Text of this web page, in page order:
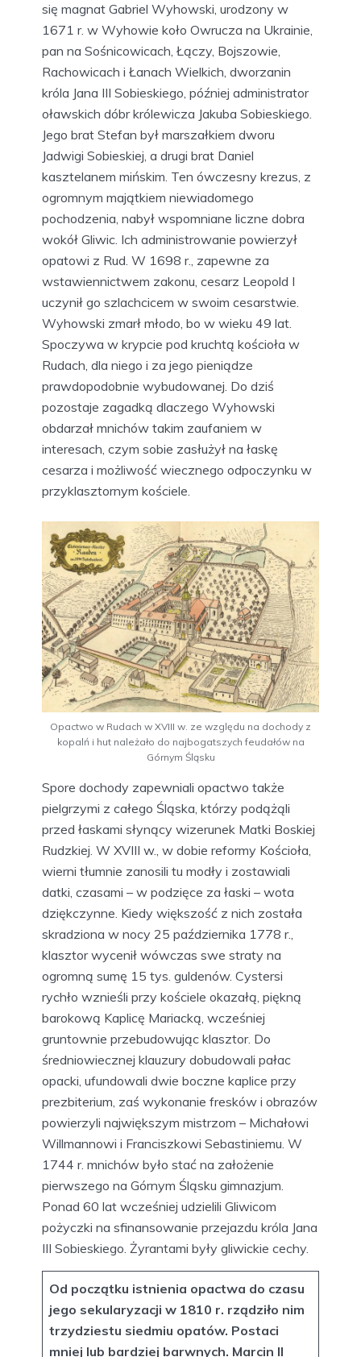
się magnat Gabriel Wyhowski, urodzony w
1671 r. w Wyhowie koło Owrucza na Ukrainie,
pan na Sośnicowicach, Łączy, Bojszowie,
Rachowicach i Łanach Wielkich, dworzanin
króla Jana III Sobieskiego, później administrator
oławskich dóbr królewicza Jakuba Sobieskiego.
Jego brat Stefan był marszałkiem dworu
Jadwigi Sobieskiej, a drugi brat Daniel
kasztelanem mińskim. Ten ówczesny krezus, z
ogromnym majątkiem niewiadomego
pochodzenia, nabył wspomniane liczne dobra
wokół Gliwic. Ich administrowanie powierzył
opatowi z Rud. W 1698 r., zapewne za
wstawiennictwem zakonu, cesarz Leopold I
uczynił go szlachcicem w swoim cesarstwie.
Wyhowski zmarł młodo, bo w wieku 49 lat.
Spoczywa w krypcie pod kruchtą kościoła w
Rudach, dla niego i za jego pieniądze
prawdopodobnie wybudowanej. Do dziś
pozostaje zagadką dlaczego Wyhowski
obdarzał mnichów takim zaufaniem w
interesach, czym sobie zasłużył na łaskę
cesarza i możliwość wiecznego odpoczynku w
przyklasztornym kościele.
Opactwo w Rudach w XVIII w. ze względu na dochody z
kopalń i hut należało do najbogatszych feudałów na
Górnym Śląsku
Spore dochody zapewniali opactwo także
pielgrzymi z całego Śląska, którzy podążąli
przed łaskami słynący wizerunek Matki Boskiej
Rudzkiej. W XVIII w., w dobie reformy Kościoła,
wierni tłumnie zanosili tu modły i zostawiali
datki, czasami – w podzięce za łaski – wota
dziękczynne. Kiedy większość z nich została
skradziona w nocy 25 października 1778 r.,
klasztor wycenił wówczas swe straty na
ogromną sumę 15 tys. guldenów. Cystersi
rychło wznieśli przy kościele okazałą, piękną
barokową Kaplicę Mariacką, wcześniej
gruntownie przebudowując klasztor. Do
średniowiecznej klauzury dobudowali pałac
opacki, ufundowali dwie boczne kaplice przy
prezbiterium, zaś wykonanie fresków i obrazów
powierzyli największym mistrzom – Michałowi
Willmannowi i Franciszkowi Sebastiniemu. W
1744 r. mnichów było stać na założenie
pierwszego na Górnym Śląsku gimnazjum.
Ponad 60 lat wcześniej udzielili Gliwicom
pożyczki na sfinansowanie przejazdu króla Jana
III Sobieskiego. Żyrantami były gliwickie cechy.
Od początku istnienia opactwa do czasu
jego sekularyzacji w 1810 r. rządziło nim
trzydziestu siedmiu opatów. Postaci
mniej lub bardziej barwnych. Marcin II